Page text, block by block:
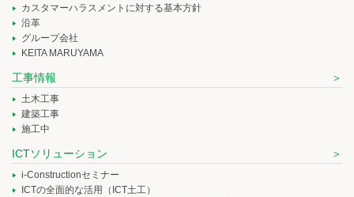
カスタマーハラスメントに対する基本方針
沿革
グループ会社
KEITA MARUYAMA
工事情報
土木工事
建築工事
施工中
ICTソリューション
i-Constructionセミナー
ICTの全面的な活用（ICT土工）